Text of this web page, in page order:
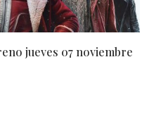
jueves 24 octubre